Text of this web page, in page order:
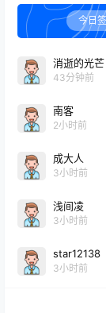
今日
消逝的光芒
43分钟前
南客
2小时前
成大人
3小时前
浅间凌
3小时前
star12138
3小时前